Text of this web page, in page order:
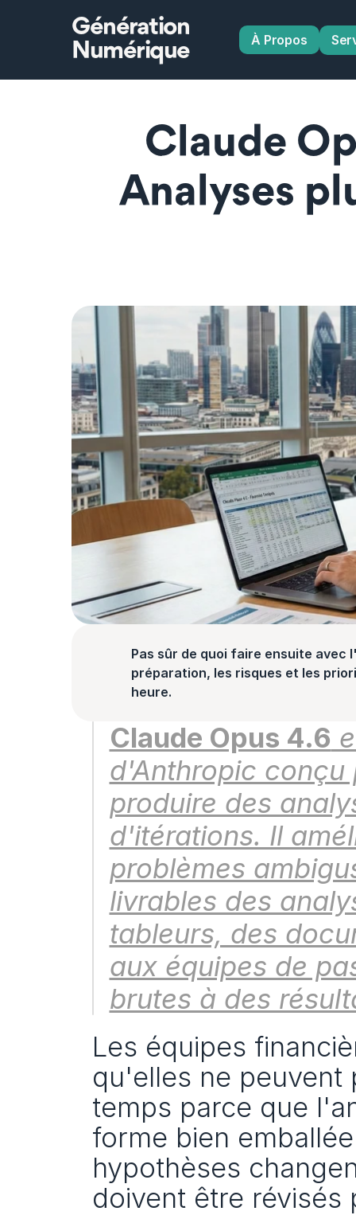
Génération
Numérique
À Propos
Claude
Analyses
Pas sûr de quoi faire ensuite avec
préparation, les risques et les
heure.
Claude Opus 4.6
d'Anthropic conçu
produire des
d'itérations. Il
problèmes
livrables des
tableurs, des
aux équipes de
brutes à des
Les équipes
qu'elles ne peuvent
temps parce que
forme bien
hypothèses
doivent être révisés